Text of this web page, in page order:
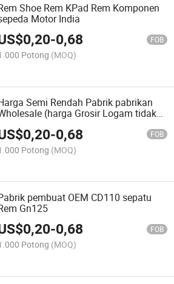
Shoe Rem KPad Rem Komponen
Motor India
0,20-0,68 FOB
Potong (MOQ)
Semi Rendah Pabrik pabrikan
(harga Grosir Logam tidak
mobil
0,20-0,68 FOB
Potong (MOQ)
pembuat OEM CD110 sepatu
Gn125
0,20-0,68 FOB
Potong (MOQ)